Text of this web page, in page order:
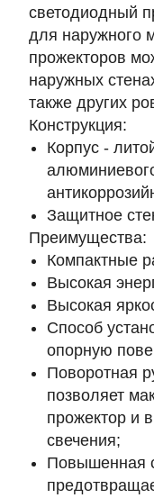
светодиодный
для наружного
прожекторов
наружных
также других
Конструкция:
Корпус -
Защитное
Преимущества:
Компактные
Высокая
Высокая
Способ
опорную
Поворотная
позволяет
прожектор и
свечения;
Повышенная